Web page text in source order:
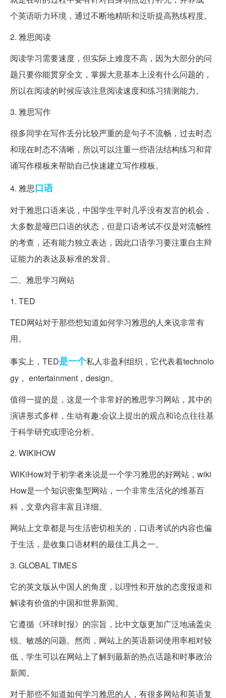
个英语听力环境，通过不断地精听和泛听提高熟练程度。
2. 雅思阅读
阅读学习需要速度，但实际上难度不高，因为大部分的问
题只要你能贯穿全文，掌握大意基本上没有什么问题的，
所以在阅读的时候应该注意阅读速度和练习猜测能力。
3. 雅思写作
很多同学在写作丢分比较严重的是句子不流畅，过去时态
和现在时态不清晰，所以可以注重一些语法结构练习和背
诵写作模板来帮助自己快速建立写作模板。
4. 雅思口语
对于雅思口语来说，中国学生平时几乎没有发言的机会，
大多数是哑巴口语的状态，但是口语考试不仅是对流畅性
的考查，还有能力独立表达，因此口语学习要注重自主辩
证能力的表达及标准的发音。
二、雅思学习网站
1. TED
TED网站对于那些想知道如何学习雅思的人来说非常有
用。
事实上，TED是一个私人非盈利组织，它代表着technolo
gy， entertainment，design。
值得一提的是，这是一个非常好的雅思学习网站，其中的
演讲形式多样，生动有趣;会议上提出的观点和论点往往基
于科学研究或理论分析。
2. WIKIHOW
WiKiHow对于初学者来说是一个学习雅思的好网站，wiki
How是一个知识密集型网站，一个非常生活化的维基百
科，文章内容丰富且详细。
网站上文章都是与生活密切相关的，口语考试的内容也偏
于生活，是收集口语材料的最佳工具之一。
3. GLOBAL TIMES
它的英文版从中国人的角度，以理性和开放的态度报道和
解读有价值的中国和世界新闻。
它遵循《环球时报》的宗旨，比中文版更加广泛地涵盖尖
锐、敏感的问题。然而，网站上的英语新词使用率相对较
低，学生可以在网站上了解到最新的热点话题和时事政治
新闻。
对于那些不知道如何学习雅思的人，有很多网站和英语复